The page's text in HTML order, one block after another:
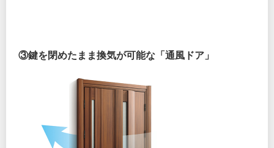
③鍵を閉めたまま換気が可能な「通風ドア」